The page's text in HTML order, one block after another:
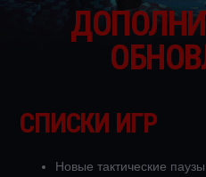
СПИСКИ ИГР
Новые тактические